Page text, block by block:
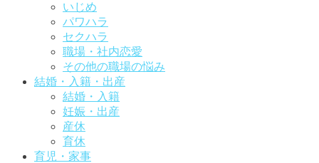
いじめ
パワハラ
セクハラ
職場・社内恋愛
その他の職場の悩み
結婚・入籍・出産
結婚・入籍
妊娠・出産
産休
育休
育児・家事